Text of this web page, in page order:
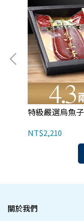
特級嚴選烏魚
NT$2,210
關於我們